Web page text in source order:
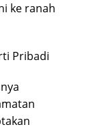
ke ranah
Pribadi